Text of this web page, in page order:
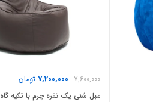
7,600,000
7,200,000 تومان
مبل شنی یک نفره چرم با تکیه گاه